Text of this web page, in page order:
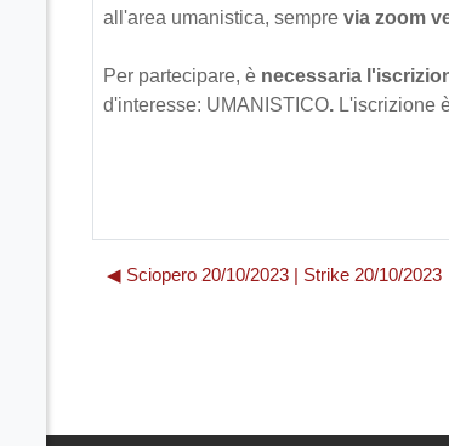
all'area umanistica, sempre via zoom
Per partecipare, è necessaria
d'interesse: UMANISTICO. L'iscrizione
◀︎ Sciopero 20/10/2023 | Strike 20/10/2023